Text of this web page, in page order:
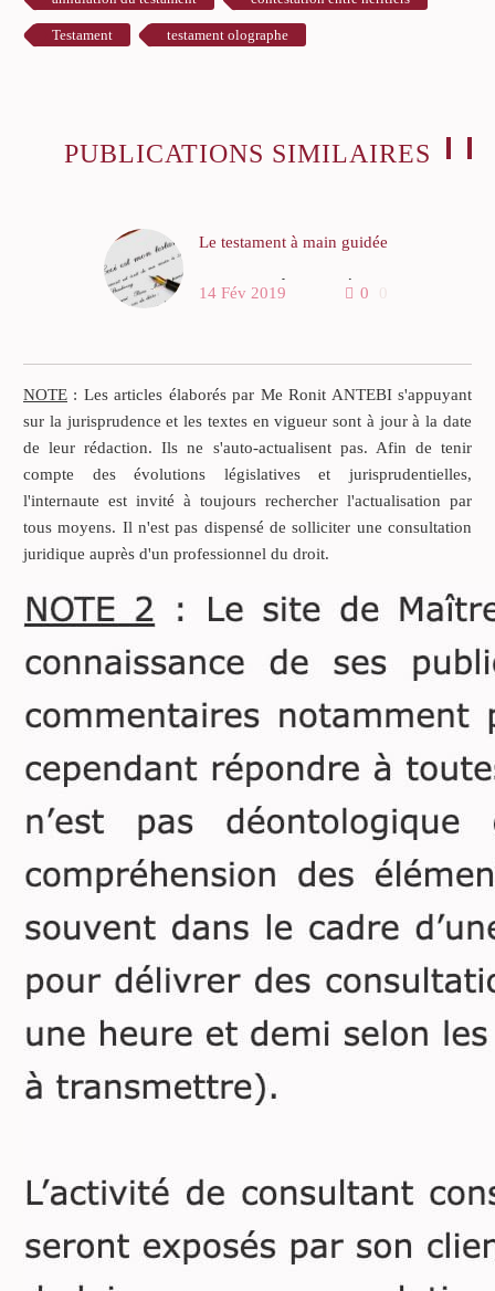
Testament testament olographe
PUBLICATIONS SIMILAIRES
Le testament à main guidée
Dans un arrêt du 11 février
cassation a rendu un arrêt
de cassation (pourvoi n°
95-12382, Légifrance) aux
termes duquel…
0 0
14 Fév 2019
NOTE : Les articles élaborés par Me Ronit ANTEBI s'appuyant
sur la jurisprudence et les textes en vigueur sont à jour à la date
de leur rédaction. Ils ne s'auto-actualisent pas. Afin de tenir
compte des évolutions législatives et jurisprudentielles,
l'internaute est invité à toujours rechercher l'actualisation par
tous moyens. Il n'est pas dispensé de solliciter une consultation
juridique auprès d'un professionnel du droit.